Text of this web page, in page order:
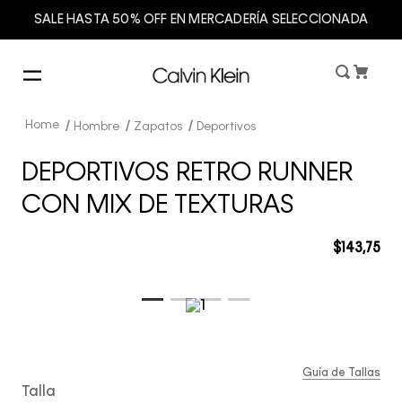
SALE HASTA 50% OFF EN MERCADERÍA SELECCIONADA
Hombre Zapatos Deportivos
DEPORTIVOS RETRO RUNNER
CON MIX DE TEXTURAS
$143,75
Talla
Guía de Tallas